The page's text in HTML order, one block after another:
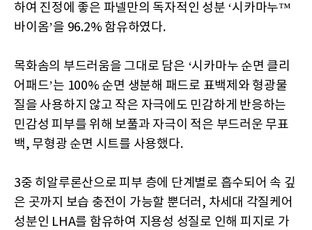
하여 진정에 좋은 파넬만의 독자적인 성분 ‘시카마누™
바이옴’을 96.2% 함유하였다.
목화솜의 부드러움을 그대로 담은 ‘시카마누 순면 클리
어패드’는 100% 순면 생분해 패드로 표백제와 형광물
질을 사용하지 않고 작은 자극에도 민감하게 반응하는
민감성 피부를 위해 보풀과 자극이 적은 부드러운 무표
백, 무형광 순면 시트를 사용했다.
3중 히알루론산으로 피부 층에 단계별로 흡수되어 속 깊
은 곳까지 보습 충전이 가능할 뿐더러, 차세대 각질케어
성분인 LHA를 함유하여 지용성 성질로 인해 피지로 가